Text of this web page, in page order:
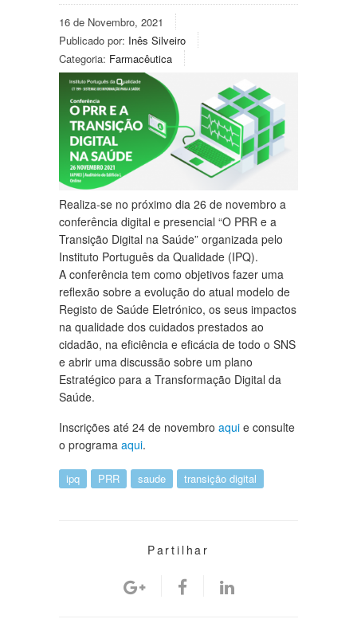
16 de Novembro, 2021
Publicado por: Inês Silveiro
Categoria: Farmacêutica
Realiza-se no próximo dia 26 de novembro a
conferência digital e presencial “O PRR e a
Transição Digital na Saúde” organizada pelo
Instituto Português da Qualidade (IPQ).
A conferência tem como objetivos fazer uma
reflexão sobre a evolução do atual modelo de
Registo de Saúde Eletrónico, os seus impactos
na qualidade dos cuidados prestados ao
cidadão, na eficiência e eficácia de todo o SNS
e abrir uma discussão sobre um plano
Estratégico para a Transformação Digital da
Saúde.
Inscrições até 24 de novembro aqui e consulte
o programa aqui.
ipq PRR saude transição digital
Partilhar